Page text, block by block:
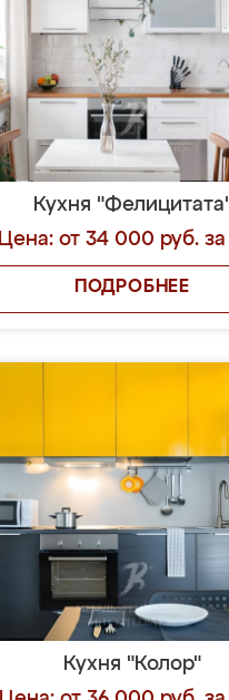
Кухня
Цена: от 34 000 руб.
ПОДРОБНЕЕ
Кухня "Колор"